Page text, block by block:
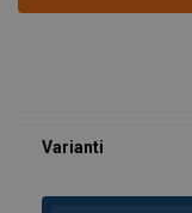
Materiāls: